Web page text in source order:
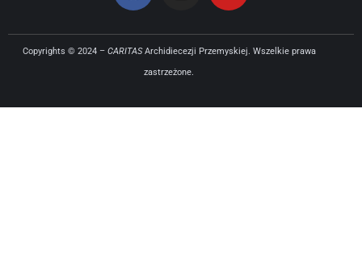
Copyrights © 2024 – CARITASArchidiecezji Przemyskiej. Wszelkie prawa
zastrzeżone.